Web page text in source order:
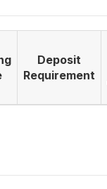
Deposit
Requirement